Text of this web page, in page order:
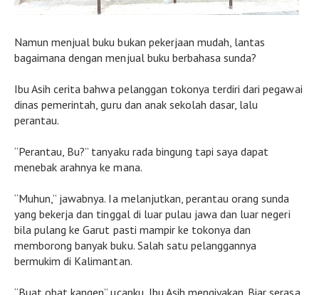
Namun menjual buku bukan pekerjaan mudah, lantas
bagaimana dengan menjual buku berbahasa sunda?
Ibu Asih cerita bahwa pelanggan tokonya terdiri dari pegawai
dinas pemerintah, guru dan anak sekolah dasar, lalu
perantau.
“Perantau, Bu?” tanyaku rada bingung tapi saya dapat
menebak arahnya ke mana.
“Muhun,” jawabnya. Ia melanjutkan, perantau orang sunda
yang bekerja dan tinggal di luar pulau jawa dan luar negeri
bila pulang ke Garut pasti mampir ke tokonya dan
memborong banyak buku. Salah satu pelanggannya
bermukim di Kalimantan.